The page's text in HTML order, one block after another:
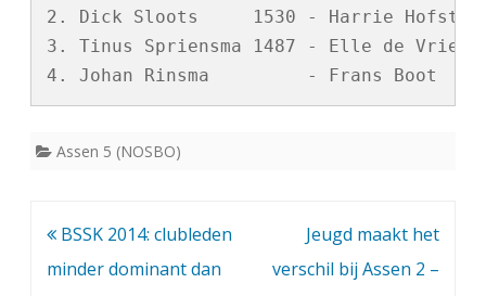
e
l
p
e
2. Dick Sloots     1530 - Harrie Hofstee
3. Tinus Spriensma 1487 - Elle de Vries
Assen 5 (NOSBO)
Bericht
navigatie
BSSK 2014: clubleden
minder dominant dan
Jeugd maakt het
verschil bij Assen 2 –